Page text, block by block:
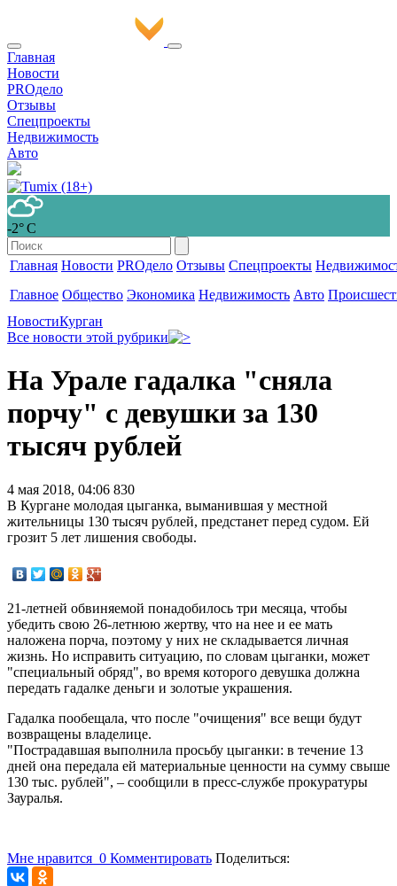
Главная
Новости
PROдело
Отзывы
Спецпроекты
Недвижимость
Авто
-2° С
Главная Новости PROдело Отзывы Спецпроекты
Главное Общество Экономика Недвижимость Авто
НовостиКурган
Все новости этой рубрики
На Урале гадалка "сняла
порчу" с девушки за 130
тысяч рублей
4 мая 2018, 04:06 830
В Кургане молодая цыганка, выманившая у местной
жительницы 130 тысяч рублей, предстанет перед судом. Ей
грозит 5 лет лишения свободы.
21-летней обвиняемой понадобилось три месяца, чтобы
убедить свою 26-летнюю жертву, что на нее и ее мать
наложена порча, поэтому у них не складывается личная
жизнь. Но исправить ситуацию, по словам цыганки, может
"специальный обряд", во время которого девушка должна
передать гадалке деньги и золотые украшения.
Гадалка пообещала, что после "очищения" все вещи будут
возвращены владелице.
"Пострадавшая выполнила просьбу цыганки: в течение 13
дней она передала ей материальные ценности на сумму свыше
130 тыс. рублей", – сообщили в пресс-службе прокуратуры
Зауралья.
Мне нравится 0 Комментировать Поделиться: